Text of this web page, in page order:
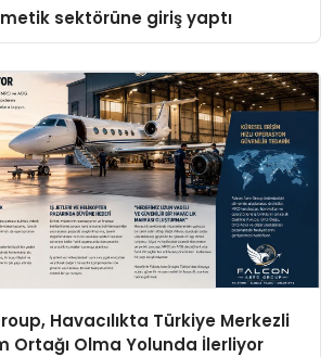
sektörüne giriş yaptı
Havacılıkta Türkiye Merkezli
Ortağı Olma Yolunda İlerliyor